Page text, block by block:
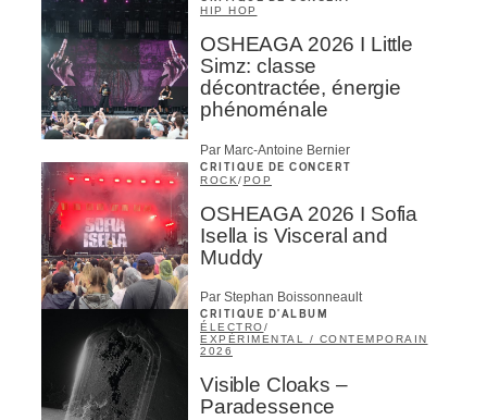
HIP HOP
OSHEAGA 2026 I Little
Simz: classe
décontractée, énergie
phénoménale
Par Marc-Antoine Bernier
CRITIQUE DE CONCERT
ROCK/POP
OSHEAGA 2026 I Sofia
Isella is Visceral and
Muddy
Par Stephan Boissonneault
CRITIQUE D'ALBUM
ÉLECTRO/
EXPÉRIMENTAL / CONTEMPORAIN
2026
Visible Cloaks –
Paradessence